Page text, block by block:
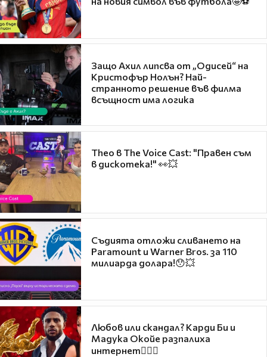
Защо Ахил липсва от „Одисей“ на
Кристофър Нолън? Най-
странното решение във филма
всъщност има логика
Theo в The Voice Cast: "Правен съм
в дискотека!" 👀💥
Съдията отложи сливането на
Paramount и Warner Bros. за 110
милиарда долара!😯💥
Любов или скандал? Карди Би и
Мадука Окойе разпалиха
интернет❤️‍🔥🔥